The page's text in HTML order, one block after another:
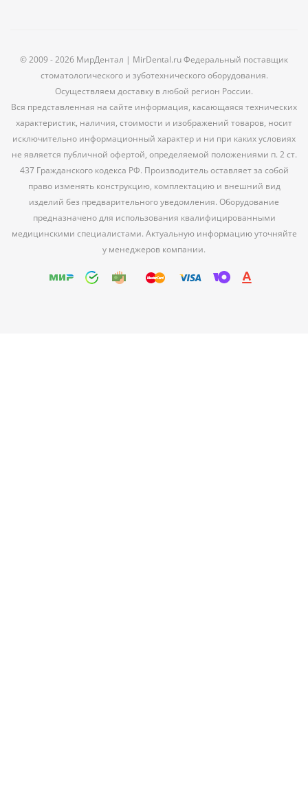
© 2009 - 2026 МирДентал | MirDental.ru Федеральный поставщик
стоматологического и зуботехнического оборудования.
Осуществляем доставку в любой регион России.
Вся представленная на сайте информация, касающаяся технических
характеристик, наличия, стоимости и изображений товаров, носит
исключительно информационный характер и ни при каких условиях
не является публичной офертой, определяемой положениями п. 2 ст.
437 Гражданского кодекса РФ. Производитель оставляет за собой
право изменять конструкцию, комплектацию и внешний вид
изделий без предварительного уведомления. Оборудование
предназначено для использования квалифицированными
медицинскими специалистами. Актуальную информацию уточняйте
у менеджеров компании.